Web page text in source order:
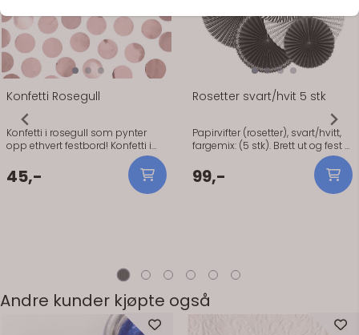
Konfetti Rosegull
Konfetti i rosegull som pynter
opp ethvert festbord! Konfetti i
rosegull som pynter opp ethvert
festbord! 2,5 cm i diameter, ca 15
gram i pakken.
45,-
Rosetter svart/hvit 5 stk
Papirvifter (rosetter), svart/hvitt,
fargemix: (5 stk). Brett ut og fest –
heng i vindu, over bord eller i
fotokrok. Varier høyde og
størrelser for en luftig installasjon.
99,-
Andre kunder kjøpte også